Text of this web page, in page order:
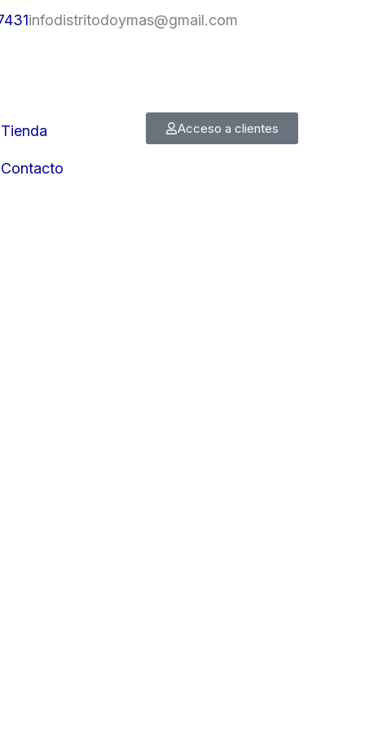
infodistritodoymas@gmail.com
Tienda
Contacto
Acceso a clientes